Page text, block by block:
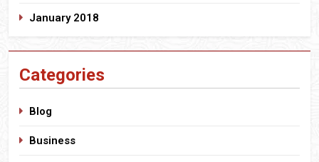
January 2018
Categories
Blog
Business